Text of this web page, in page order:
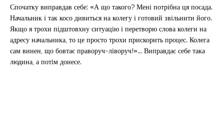
Спочатку виправдав себе: «А що такого? Мені потрібна ця посада.
Начальник і так косо дивиться на колегу і готовий звільнити його.
Якщо я трохи підштовхну ситуацію і перетворю слова колеги на
адресу начальника, то це просто трохи прискорить процес. Колега
сам винен, що бовтає праворуч-ліворуч!»… Виправдає себе така
людина, а потім донесе.